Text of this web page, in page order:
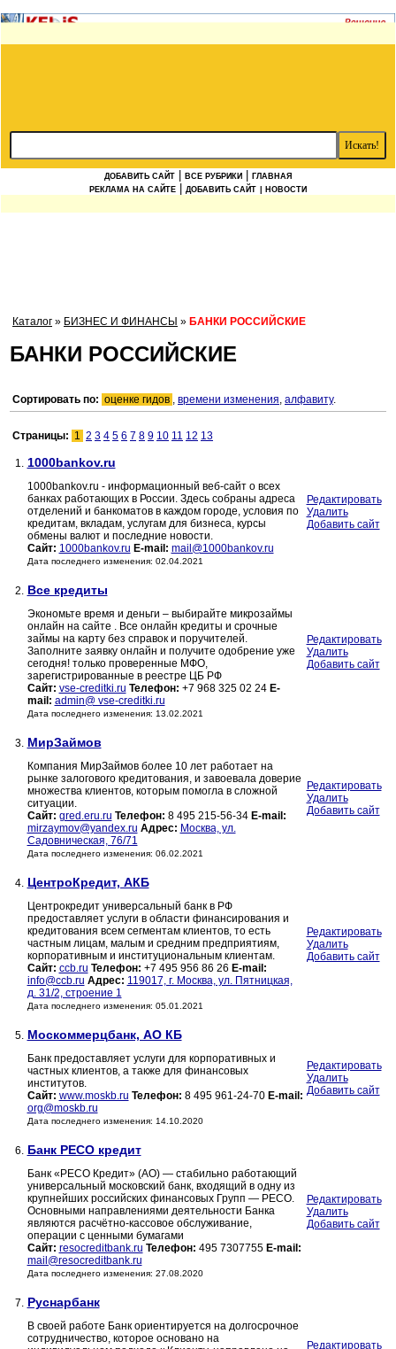
ДОБАВИТЬ САЙТ ВСЕ РУБРИКИ
ГЛАВНАЯ
РЕКЛАМА НА САЙТЕ
ДОБАВИТЬ САЙТ | НОВОСТИ
Каталог » БИЗНЕС И ФИНАНСЫ » БАНКИ РОССИЙСКИЕ
БАНКИ РОССИЙСКИЕ
Сортировать по: оценке гидов , времени изменения, алфавиту.
Страницы: 1 2 3 4 5 6 7 8 9 10 11 12 13
1. 1000bankov.ru
1000bankov.ru - информационный веб-сайт о всех
банках работающих в России. Здесь собраны адреса
отделений и банкоматов в каждом городе, условия по
кредитам, вкладам, услугам для бизнеса, курсы
обмены валют и последние новости.
Сайт: 1000bankov.ru E-mail: mail@1000bankov.ru
Дата последнего изменения: 02.04.2021
Редактировать
Удалить
Добавить сайт
2. Все кредиты
Экономьте время и деньги – выбирайте микрозаймы
онлайн на сайте . Все онлайн кредиты и срочные
займы на карту без справок и поручителей.
Заполните заявку онлайн и получите одобрение уже
сегодня! только проверенные МФО,
зарегистрированные в реестре ЦБ РФ
Сайт: vse-creditki.ru Телефон: +7 968 325 02 24 E-
mail: admin@ vse-creditki.ru
Дата последнего изменения: 13.02.2021
Редактировать
Удалить
Добавить сайт
3. МирЗаймов
Компания МирЗаймов более 10 лет работает на
рынке залогового кредитования, и завоевала доверие
множества клиентов, которым помогла в сложной
ситуации.
Сайт: gred.eru.ru Телефон: 8 495 215-56-34 E-mail:
mirzaymov@yandex.ru Адрес: Москва, ул.
Садовническая, 76/71
Дата последнего изменения: 06.02.2021
Редактировать
Удалить
Добавить сайт
4. ЦентроКредит, АКБ
Центрокредит универсальный банк в РФ
предоставляет услуги в области финансирования и
кредитования всем сегментам клиентов, то есть
частным лицам, малым и средним предприятиям,
корпоративным и институциональным клиентам.
Сайт: ccb.ru Телефон: +7 495 956 86 26 E-mail:
info@ccb.ru Адрес: 119017, г. Москва, ул. Пятницкая,
д. 31/2, строение 1
Дата последнего изменения: 05.01.2021
Редактировать
Удалить
Добавить сайт
5. Москоммерцбанк, АО КБ
Банк предоставляет услуги для корпоративных и
частных клиентов, а также для финансовых
институтов.
Сайт: www.moskb.ru Телефон: 8 495 961-24-70 E-mail:
org@moskb.ru
Дата последнего изменения: 14.10.2020
Редактировать
Удалить
Добавить сайт
6. Банк РЕСО кредит
Банк «РЕСО Кредит» (АО) — стабильно работающий
универсальный московский банк, входящий в одну из
крупнейших российских финансовых Групп — РЕСО.
Основными направлениями деятельности Банка
являются расчётно-кассовое обслуживание,
операции с ценными бумагами
Сайт: resocreditbank.ru Телефон: 495 7307755 E-mail:
mail@resocreditbank.ru
Дата последнего изменения: 27.08.2020
Редактировать
Удалить
Добавить сайт
7. Руснарбанк
В своей работе Банк ориентируется на долгосрочное
сотрудничество, которое основано на
Редактировать